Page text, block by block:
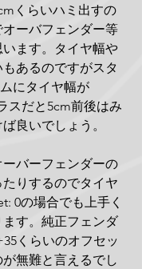
くらいハミ出すの
ーバフェンダー等
ます。タイヤ幅や
あるのですがスタ
にタイヤ幅が
スだと5cm前後はみ
良いでしょう。
バーフェンダーの
りするのでタイヤ
0の場合でも上手く
す。純正フェンダ
くらいのオフセッ
が無難と言えるでし